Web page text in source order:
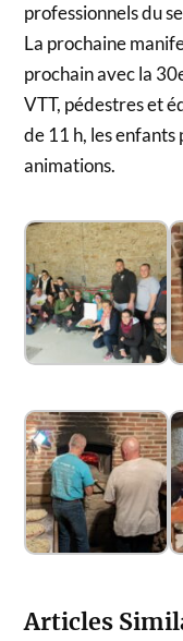
professionnels du
La prochaine
prochain avec la
VTT, pédestres et
de 11 h, les
animations.
Articles